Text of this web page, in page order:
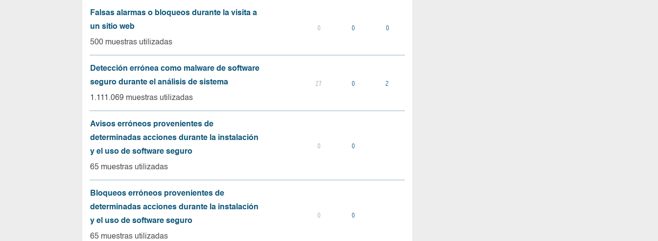
Falsas alarmas o bloqueos durante la visita a
un sitio web
500 muestras utilizadas
0 0 0
Detección errónea como malware de software
seguro durante el análisis de sistema
1.111.069 muestras utilizadas
27 0 2
Avisos erróneos provenientes de
determinadas acciones durante la instalación
y el uso de software seguro
65 muestras utilizadas
0 0
Bloqueos erróneos provenientes de
determinadas acciones durante la instalación
y el uso de software seguro
65 muestras utilizadas
0 0